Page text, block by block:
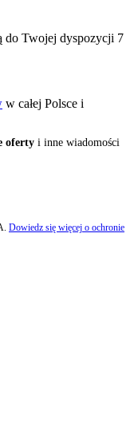
do Twojej dyspozycji 7
w całej Polsce i
oferty i inne wiadomości
Dowiedz się więcej o ochronie